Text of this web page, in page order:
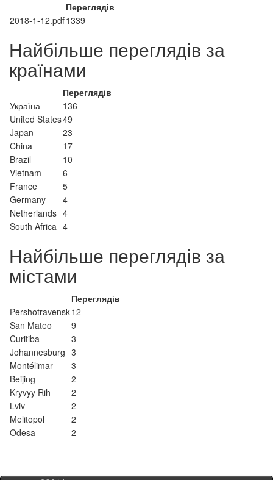
Переглядів
2018-1-12.pdf1339
Найбільше переглядів за
країнами
Переглядів
Україна
136
United States49
Japan
23
China
17
Brazil
10
Vietnam
6
France
5
Germany
4
Netherlands 4
South Africa 4
Найбільше переглядів за
містами
Переглядів
Pershotravensk12
San Mateo
9
Curitiba
3
Johannesburg 3
Montélimar
3
Beijing
2
Kryvyy Rih
2
Lviv
2
Melitopol
2
Odesa
2